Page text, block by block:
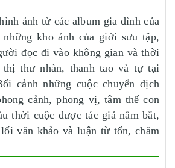
ảnh từ các album gia đình của
kho ảnh của giới sưu tập,
đọc đi vào không gian và thời
thị thư nhàn, thanh tao và tự tại
cảnh những cuộc chuyển dịch
cảnh, phong vị, tâm thế con
thời cuộc được tác giả nắm bắt,
văn khảo và luận từ tốn, chăm